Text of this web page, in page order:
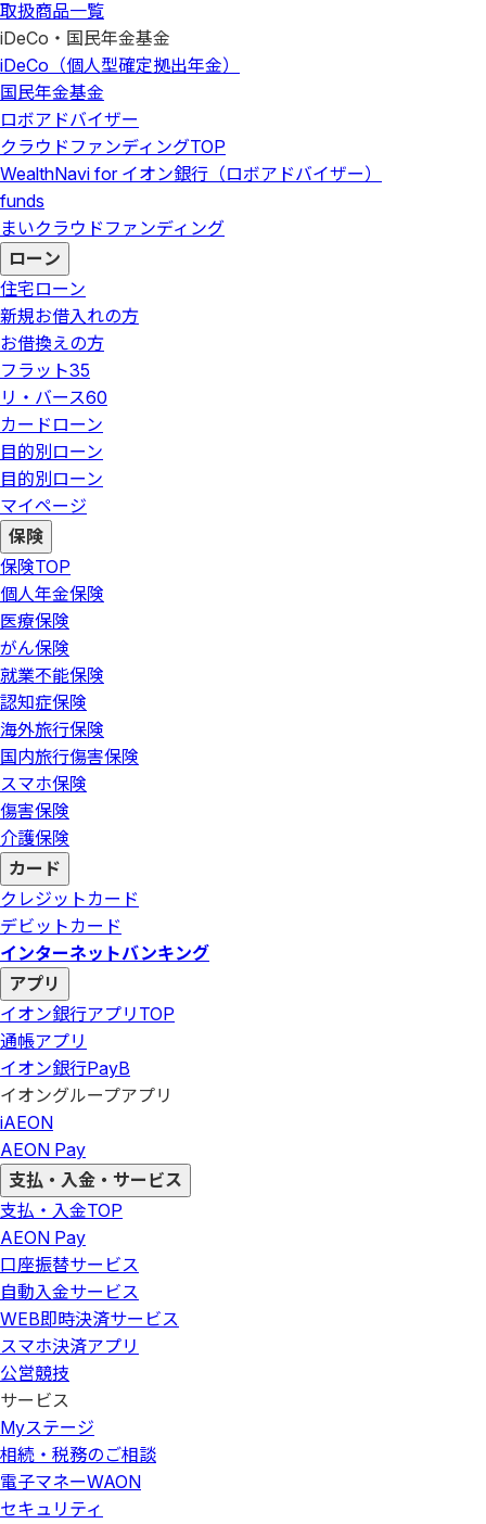
取扱商品一覧
iDeCo・国民年金基金
iDeCo（個人型確定拠出年金）
国民年金基金
ロボアドバイザー
クラウドファンディングTOP
WealthNavi for イオン銀行（ロボアドバイザー）
funds
まいクラウドファンディング
ローン
住宅ローン
新規お借入れの方
お借換えの方
フラット35
リ・バース60
カードローン
目的別ローン
目的別ローン
マイページ
保険
保険TOP
個人年金保険
医療保険
がん保険
就業不能保険
認知症保険
海外旅行保険
国内旅行傷害保険
スマホ保険
傷害保険
介護保険
カード
クレジットカード
デビットカード
インターネットバンキング
アプリ
イオン銀行アプリ TOP
通帳アプリ
イオン銀行PayB
イオングループアプリ
iAEON
AEON Pay
支払・入金・サービス
支払・入金TOP
AEON Pay
口座振替サービス
自動入金サービス
WEB即時決済サービス
スマホ決済アプリ
公営競技
サービス
Myステージ
相続・税務のご相談
電子マネーWAON
セキュリティ